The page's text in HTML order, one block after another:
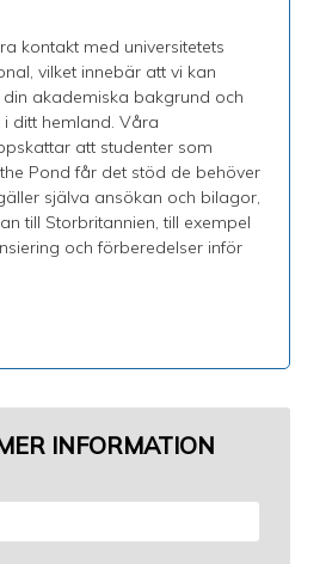
kontakt med universitetets
vilket innebär att vi kan
akademiska bakgrund och
ditt hemland. Våra
att studenter som
Pond får det stöd de behöver
själva ansökan och bilagor,
till Storbritannien, till exempel
och förberedelser inför
INFORMATION